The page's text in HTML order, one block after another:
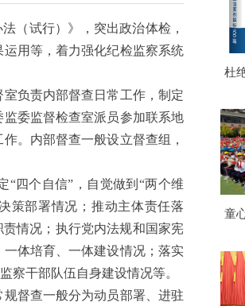
（试行）》，突出政治体检，
用等，着力强化纪检监察系统
负责内部督查日常工作，制定
委监督检查室派员参加联系地
。内部督查一般设立督查组，
四个自信”，自觉做到“两个维
策部署情况；推动主体责任落
情况；执行党内法规和国家宪
体培育、一体建设情况；落实
察干部队伍自身建设情况等。
督查一般分为动员部署、进驻
杜
童
式